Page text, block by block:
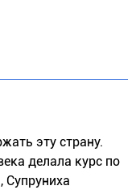
эту страну.
делала курс по
Супруниха